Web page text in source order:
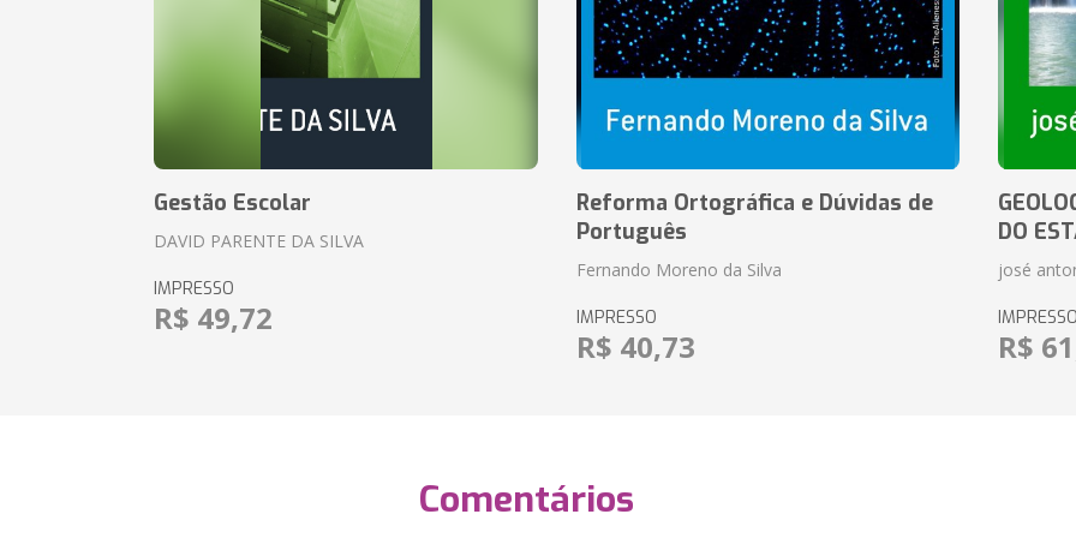
Gestão Escolar
DAVID PARENTE DA SILVA
IMPRESSO
R$ 49,72
Reforma Ortográfica e Dúvidas de
Português
Fernando Moreno da Silva
IMPRESSO
R$ 40,73
DO
josé
R$
Comentários